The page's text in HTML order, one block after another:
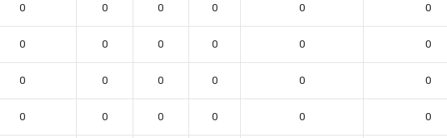
0 0 0 0 0 0
0 0 0 0 0 0
0 0 0 0 0 0
0 0 0 0 0 0